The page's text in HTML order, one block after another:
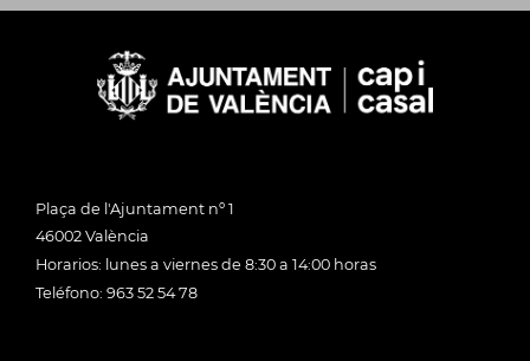
Plaça de l'Ajuntament nº 1
46002 València
Horarios: lunes a viernes de 8:30 a 14:00 horas
Teléfono: 963 52 54 78